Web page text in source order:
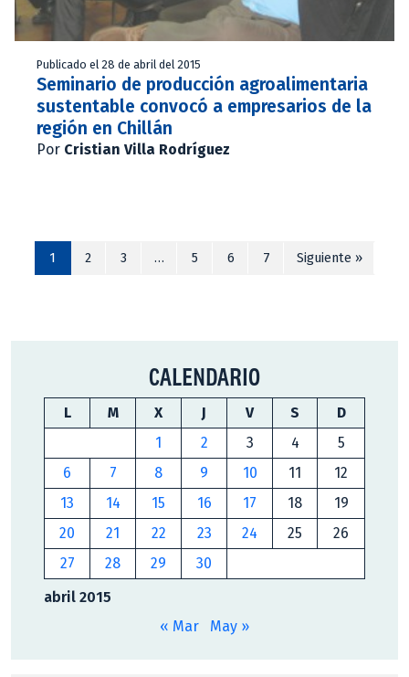
Publicado el 28 de abril del 2015
Seminario de producción agroalimentaria
sustentable convocó a empresarios de la
región en Chillán
Por Cristian Villa Rodríguez
1 2 3 … 5 6 7 Siguiente »
CALENDARIO
abril 2015
L M X J V S
D
1
2 3 4
5
6
7 8 9 10 11
12
13
14 15 16 17 18
19
20
21 22 23 24 25
26
27
28 29 30
« Mar May »